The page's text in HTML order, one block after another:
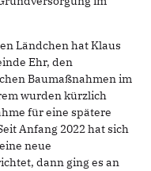
Ländchen hat Klaus
Ehr, den
Baumaßnahmen im
wurden kürzlich
für eine spätere
Anfang 2022 hat sich
neue
dann ging es an